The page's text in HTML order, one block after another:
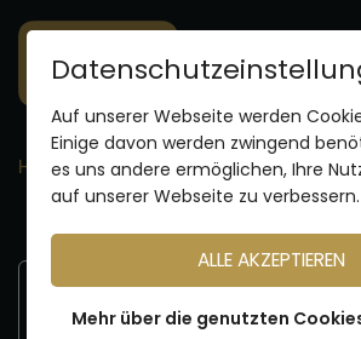
Home Chef's Table
Auf unserer Webseite werden
Einige davon werden zwingend
es uns andere ermöglichen, Ihre
auf unserer Webseite zu verbessern.
ALLE AKZEPTIEREN
Mehr über die genutzten